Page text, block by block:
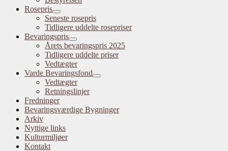
Rosepris
Seneste rosepris
Tidligere uddelte rosepriser
Bevaringspris
Årets bevaringspris 2025
Tidligere uddelte priser
Vedtægter
Varde Bevaringsfond
Vedtægter
Retningslinjer
Fredninger
Bevaringsværdige Bygninger
Arkiv
Nyttige links
Kulturmiljøer
Kontakt